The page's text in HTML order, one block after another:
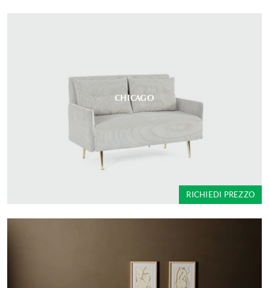
CHICAGO
RICHIEDI PREZZO